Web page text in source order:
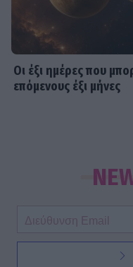
Οι έξι ημέρες που
επόμενους έξι μήνες